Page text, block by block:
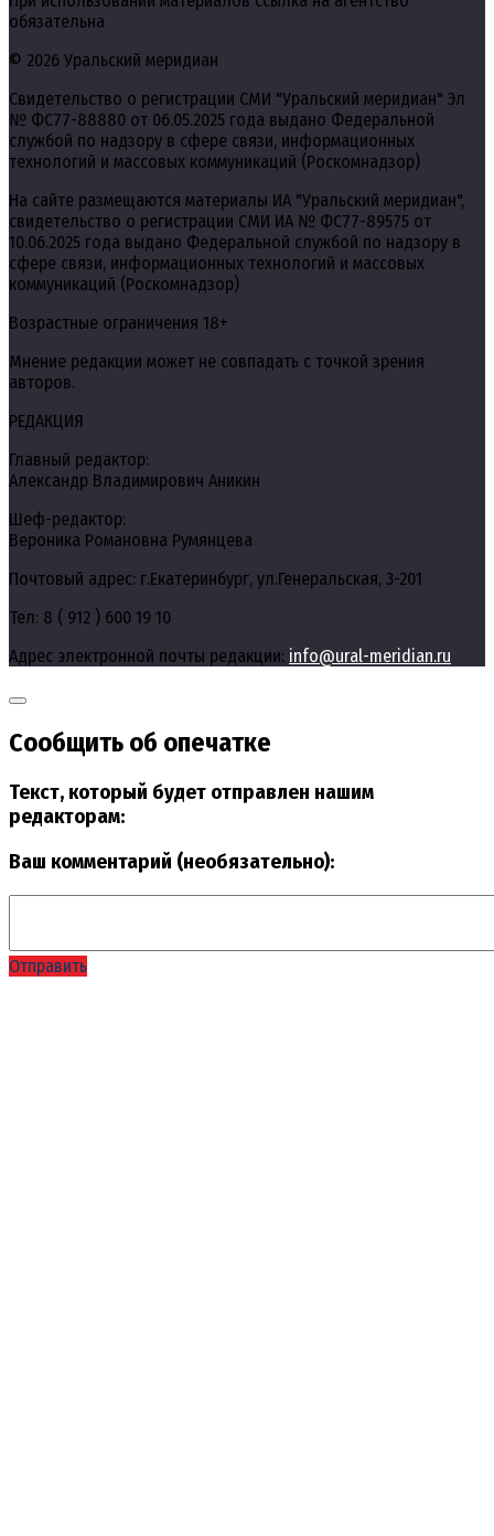
обязательна
© 2026 Уральский меридиан
Свидетельство о регистрации СМИ "Уральский меридиан" Эл
№ ФС77-88880 от 06.05.2025 года выдано Федеральной
службой по надзору в сфере связи, информационных
технологий и массовых коммуникаций (Роскомнадзор)
На сайте размещаются материалы ИА "Уральский меридиан",
свидетельство о регистрации СМИ ИА № ФС77-89575 от
10.06.2025 года выдано Федеральной службой по надзору в
сфере связи, информационных технологий и массовых
коммуникаций (Роскомнадзор)
Возрастные ограничения 18+
Мнение редакции может не совпадать с точкой зрения
авторов.
РЕДАКЦИЯ
Главный редактор:
Александр Владимирович Аникин
Шеф-редактор:
Вероника Романовна Румянцева
Почтовый адрес: г.Екатеринбург, ул.Генеральская, 3-201
Тел: 8 ( 912 ) 600 19 10
Адрес электронной почты редакции: info@ural-meridian.ru
Сообщить об опечатке
Текст, который будет отправлен нашим
редакторам:
Ваш комментарий (необязательно):
Отправить